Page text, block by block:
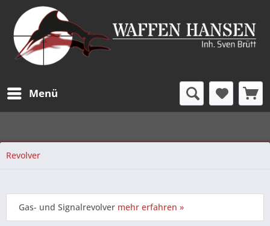
Menü
Revolver
Gas- und Signalrevolver mehr erfahren »